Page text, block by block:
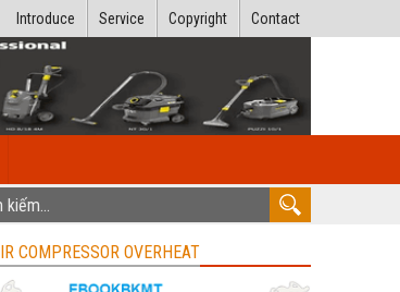
Contact
Copyright
Service
Introduce
COMPRESSOR OVERHEAT